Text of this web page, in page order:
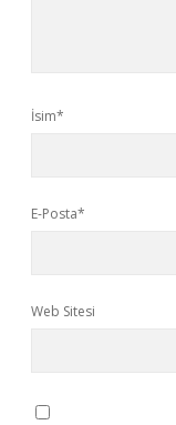
İsim*
E-Posta*
Web Sitesi